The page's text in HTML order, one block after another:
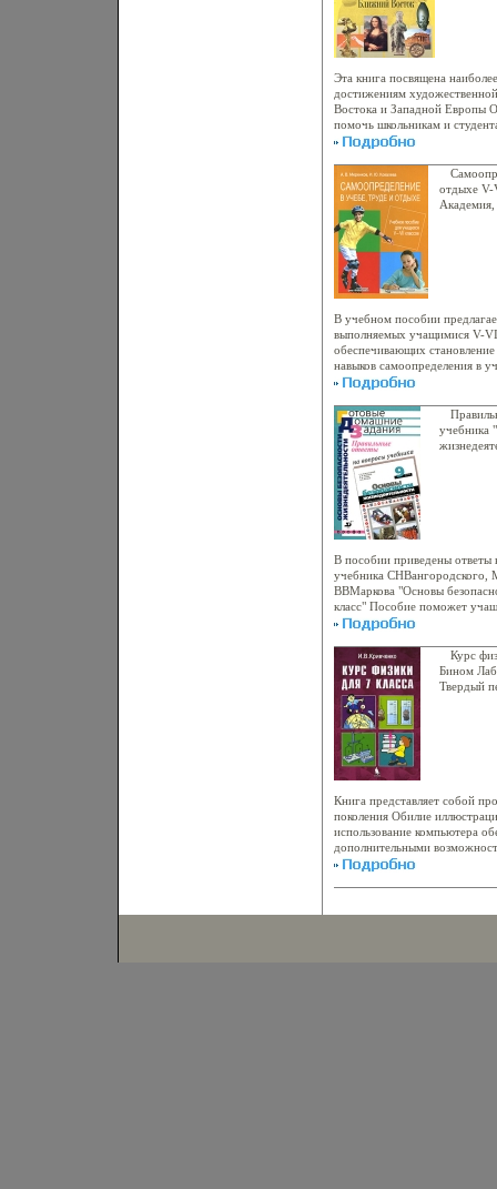
разработана к пособию
АМБылова, НИШорина, под
Вентана-Граф), но может
с другими учебниками, а
школе Автор Нина Горская.
Эта книга посвящена
достижениям
Востока и Западной Европы
помочь школьникам и
более глубоко усвоитьаьбэя
культура цивилизаций
Греции и Рима; Западной
новейшего времени Учебное
применяться как в процессе
подготовке к зачетам и
культуры и Мировой
адресовано
Издание 2-е, исправленное
отдыхе V-
Академия,
В учебном пособии
выполняемых учащимися V-
обеспечивающих
навыков самоопределения в
Школьники учатсаьбюия
осваивают методы изучения
в учебной и внеучебной
своими эмоциями,
процессе овладения
школьники знакомятся с
состоянием ведущих видов
предназначено для учащихся
овладевающих требованиями
(национально-
Свердловской области Автор
учебника
В пособии приведены ответы
учебника СНВангородского,
ВВМаркова "Основы
класс" Пособие поможет
изучающим курс ОБЖ по
вынужденном пропуске
контрольным работам и
Миронов Владимир Миронов
Курс
Бином
Твердый
Книга представляет собой
поколения Обилие
использование компьютера
дополнительными
Для метоаьбяадистов и